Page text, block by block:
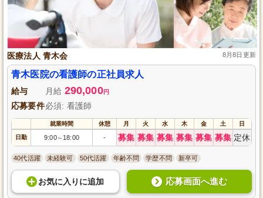
医療法人 青木会 8月8日更新
青木医院の看護師の正社員求人
給与 月給 290,000円
応募要件必須: 看護師
就業時間 休憩 月 火 水 木 金 土 日
日勤 9:00～ 18:00 - 募集 募集 募集 募集 募集 募集 定休
40代活躍 未経験可 50代活躍 年齢不問 学歴不問 新卒可
お気に入り に追加 応募画面へ進む